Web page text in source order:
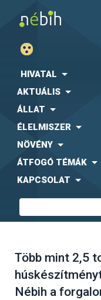
HIVATAL
AKTUÁLIS
ÁLLAT
ÉLELMISZER
NÖVÉNY
ÁTFOGÓ TÉMÁK
KAPCSOLAT
Több mint 2,5
Nébih a